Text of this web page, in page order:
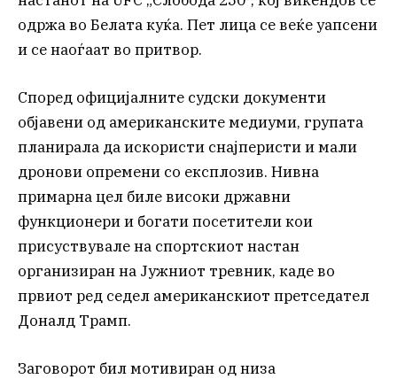
одржа во Белата куќа. Пет лица се веќе уапсени
и се наоѓаат во притвор.
Според официјалните судски документи
објавени од американските медиуми, групата
планирала да искористи снајперисти и мали
дронови опремени со експлозив. Нивна
примарна цел биле високи државни
функционери и богати посетители кои
присуствувале на спортскиот настан
организиран на Јужниот тревник, каде во
првиот ред седел американскиот претседател
Доналд Трамп.
Заговорот бил мотивиран од низа